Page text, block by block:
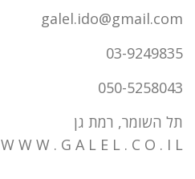
galel.ido@gmail.com
03-9249835
050-5258043
תל השומר, רמת גן
W W W . G A L E L . C O . I L